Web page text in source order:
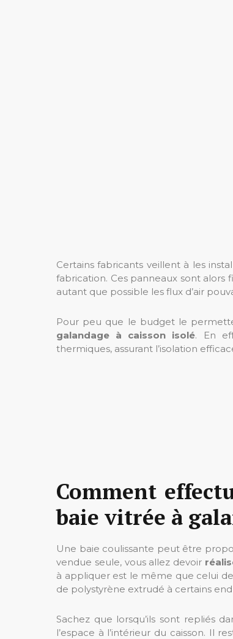
Certains fabricants veillent à les
fabrication. Ces panneaux sont alors
autant que possible les flux d’air
Pour peu que le budget le
galandage à caisson isolé. En
thermiques, assurant l’isolation
Comment
baie vitrée à
Une baie coulissante peut être
vendue seule, vous allez devoir
à appliquer est le même que celui
de polystyrène extrudé à certains
Sachez que lorsqu’ils sont repliés
l’espace à l’intérieur du caisson. Il